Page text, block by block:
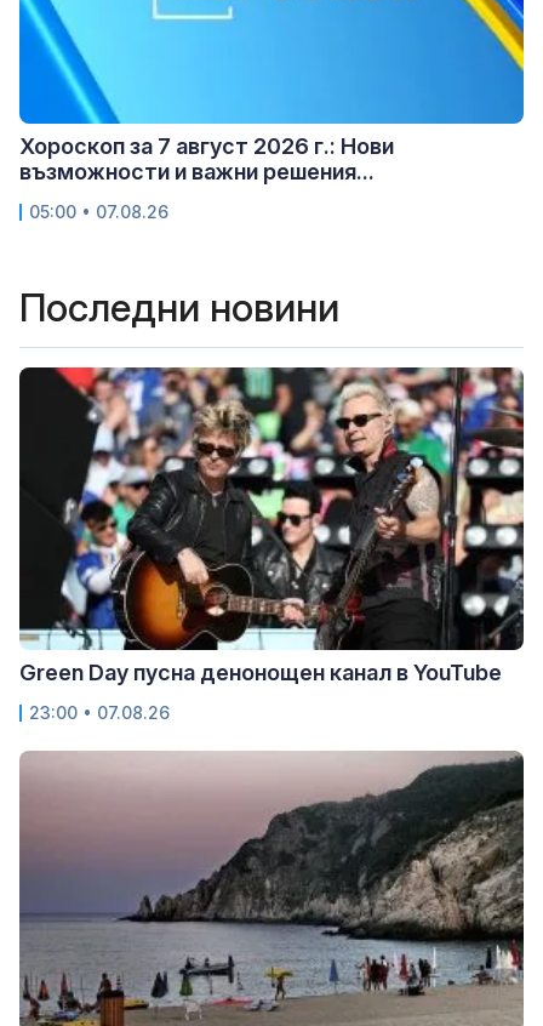
Хороскоп за 7 август 2026 г.: Нови
възможности и важни решения...
05:00 • 07.08.26
Последни новини
Green Day пусна денонощен канал в YouTube
23:00 • 07.08.26